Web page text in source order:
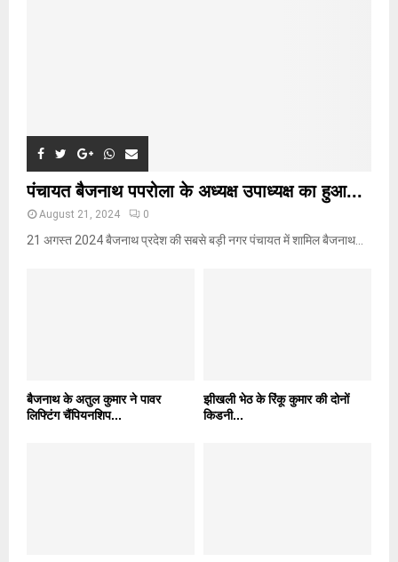
पंचायत बैजनाथ पपरोला के अध्यक्ष उपाध्यक्ष का हुआ...
August 21, 2024 0
21 अगस्त 2024 बैजनाथ प्रदेश की सबसे बड़ी नगर पंचायत में शामिल बैजनाथ...
बैजनाथ के अतुल कुमार ने पावर
लिफ्टिंग चैंपियनशिप...
झीखली भेठ के रिंकू कुमार की दोनों
किडनी...